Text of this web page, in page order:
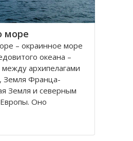
море
– окраинное море
океана –
архипелагами
Земля Франца-
Земля и северным
Оно
1424